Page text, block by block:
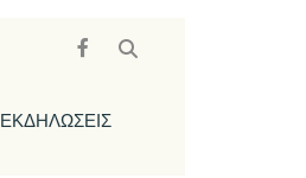
ΕΚΔΗΛΩΣΕΙΣ